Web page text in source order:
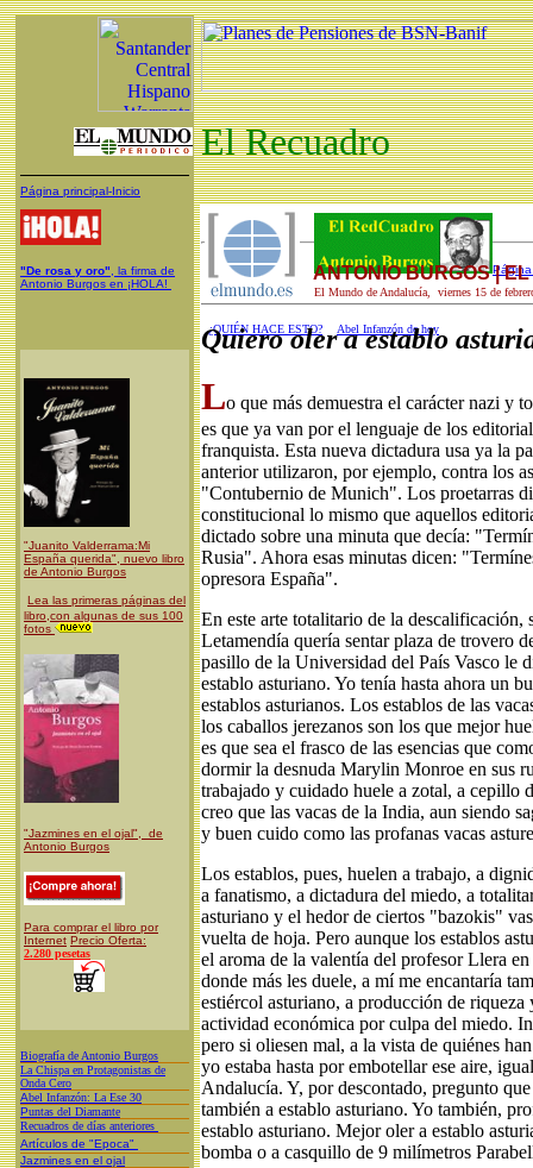
Página principal-Inicio
"De rosa y oro" , la firma de
Antonio Burgos en ¡HOLA!
"Juanito Valderrama:Mi
España querida", nuevo libro
de Antonio Burgos
Lea las primeras páginas del
libro,con algunas de sus 100
fotos
"Jazmines en el ojal", de
Antonio Burgos
Para comprar el libro por
Internet Precio Oferta:
2.280 pesetas
Biografía de Antonio Burgos
La Chispa en Protagonistas de
Onda Cero
Abel Infanzón: La Ese 30
Puntas del Diamante
Recuadros de días anteriores
Artículos de "Epoca"
Jazmines en el ojal
El Recuadro
El Mundo de Andalucía, viernes 15 de
¿QUIÉN HACE ESTO? Abel Infanzón de hoy
ANTONIO BURGOS |
Quiero oler a establo
Lo que más demuestra el carácter nazi y
es que ya van por el lenguaje de los
franquista. Esta nueva dictadura usa ya la
anterior utilizaron, por ejemplo, contra los
"Contubernio de Munich". Los proetarras
constitucional lo mismo que aquellos
dictado sobre una minuta que decía:
Rusia". Ahora esas minutas dicen:
opresora España".
En este arte totalitario de la descalificación,
Letamendía quería sentar plaza de trovero
pasillo de la Universidad del País Vasco le
establo asturiano. Yo tenía hasta ahora un
establos asturianos. Los establos de las
los caballos jerezanos son los que mejor
es que sea el frasco de las esencias que
dormir la desnuda Marylin Monroe en sus
trabajado y cuidado huele a zotal, a cepillo
creo que las vacas de la India, aun siendo
y buen cuido como las profanas vacas
Los establos, pues, huelen a trabajo, a
a fanatismo, a dictadura del miedo, a
asturiano y el hedor de ciertos "bazokis"
vuelta de hoja. Pero aunque los establos
el aroma de la valentía del profesor Llera
donde más les duele, a mí me encantaría
estiércol asturiano, a producción de
actividad económica por culpa del miedo.
pero si oliesen mal, a la vista de quiénes
yo estaba hasta por embotellar ese aire,
Andalucía. Y, por descontado, pregunto
también a establo asturiano. Yo también,
establo asturiano. Mejor oler a establo
bomba o a casquillo de 9 milímetros